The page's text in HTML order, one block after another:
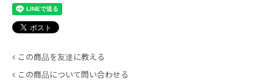
この商品を友達に教える
この商品について問い合わせる